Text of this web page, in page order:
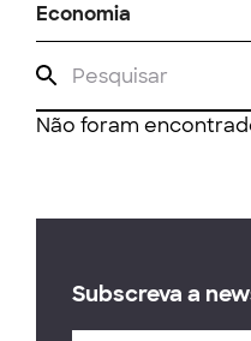
Economia
Não foram
Subscreva a